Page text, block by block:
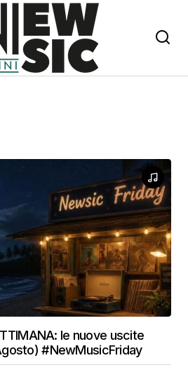
le nuove uscite
#NewMusicFriday